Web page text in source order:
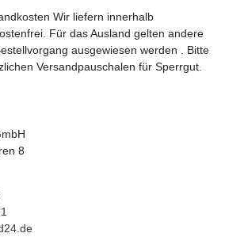
Wir liefern innerhalb
Für das Ausland gelten andere
ausgewiesen werden . Bitte
Versandpauschalen für Sperrgut.
8